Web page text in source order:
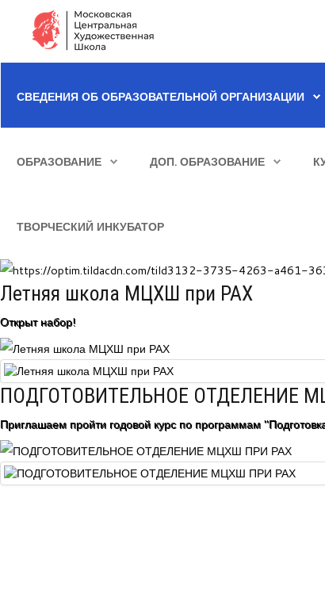
Образование
Доп. образование
Курсы повышения квалификации
Центр непрерывного образования
Конкурсы
Творческий инкубатор
ИСКАТЬ...
СВЕДЕНИЯ ОБ ОБРАЗОВАТЕЛЬНОЙ ОРГАНИЗАЦИИ
ОБРАЗОВАНИЕ ДОП. ОБРАЗОВАНИЕ
ТВОРЧЕСКИЙ ИНКУБАТОР
Летняя школа МЦХШ при РАХ
Открыт набор!
ПОДГОТОВИТЕЛЬНОЕ ОТДЕЛЕНИЕ
Приглашаем пройти годовой курс по программам